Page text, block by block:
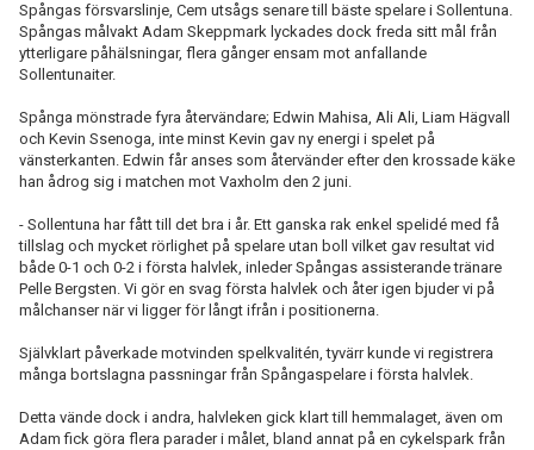
Spångas försvarslinje, Cem utsågs senare till bäste spelare i Sollentuna.
Spångas målvakt Adam Skeppmark lyckades dock freda sitt mål från
ytterligare påhälsningar, flera gånger ensam mot anfallande
Sollentunaiter.
Spånga mönstrade fyra återvändare; Edwin Mahisa, Ali Ali, Liam Hägvall
och Kevin Ssenoga, inte minst Kevin gav ny energi i spelet på
vänsterkanten. Edwin får anses som återvänder efter den krossade käke
han ådrog sig i matchen mot Vaxholm den 2 juni.
- Sollentuna har fått till det bra i år. Ett ganska rak enkel spelidé med få
tillslag och mycket rörlighet på spelare utan boll vilket gav resultat vid
både 0-1 och 0-2 i första halvlek, inleder Spångas assisterande tränare
Pelle Bergsten. Vi gör en svag första halvlek och åter igen bjuder vi på
målchanser när vi ligger för långt ifrån i positionerna.
Självklart påverkade motvinden spelkvalitén, tyvärr kunde vi registrera
många bortslagna passningar från Spångaspelare i första halvlek.
Detta vände dock i andra, halvleken gick klart till hemmalaget, även om
Adam fick göra flera parader i målet, bland annat på en cykelspark från